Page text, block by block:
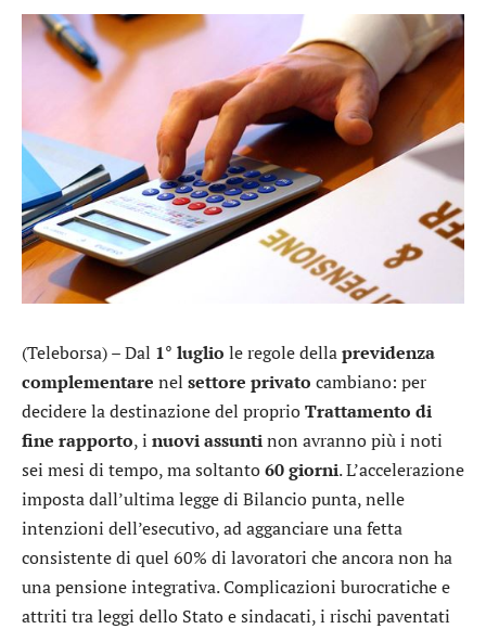
(Teleborsa) – Dal 1° luglio le regole dellaprevidenza
complementare nel settore privato cambiano: per
decidere la destinazione del proprioTrattamento di
fine rapporto, i nuovi assuntinon avranno più i noti
sei mesi di tempo, ma soltanto60 giorni. L’accelerazione
imposta dall’ultima legge di Bilancio punta, nelle
intenzioni dell’esecutivo, ad agganciare una fetta
consistente di quel 60% di lavoratori che ancora non ha
una pensione integrativa. Complicazioni burocratiche e
attriti tra leggi dello Stato e sindacati, i rischi paventati